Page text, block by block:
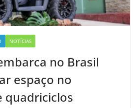
NOTÍCIAS
no Brasil
espaço no
quadriciclos